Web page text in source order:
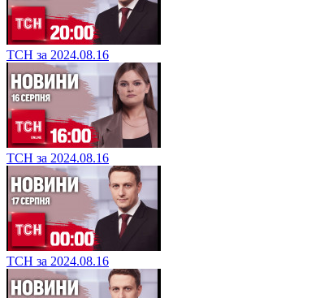
ТСН за 2024.08.16
ТСН за 2024.08.16
ТСН за 2024.08.16